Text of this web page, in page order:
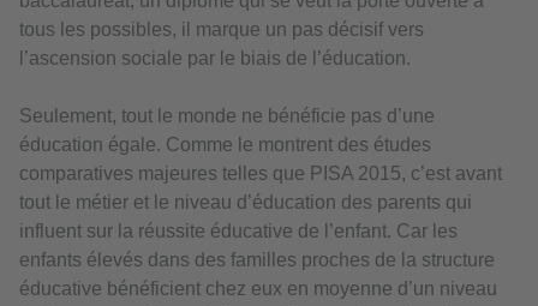
tous les possibles, il marque un pas décisif vers
l’ascension sociale par le biais de l’éducation.
Seulement, tout le monde ne bénéficie pas d’une
éducation égale. Comme le montrent des études
comparatives majeures telles que PISA 2015, c’est avant
tout le métier et le niveau d’éducation des parents qui
influent sur la réussite éducative de l’enfant. Car les
enfants élevés dans des familles proches de la structure
éducative bénéficient chez eux en moyenne d’un niveau